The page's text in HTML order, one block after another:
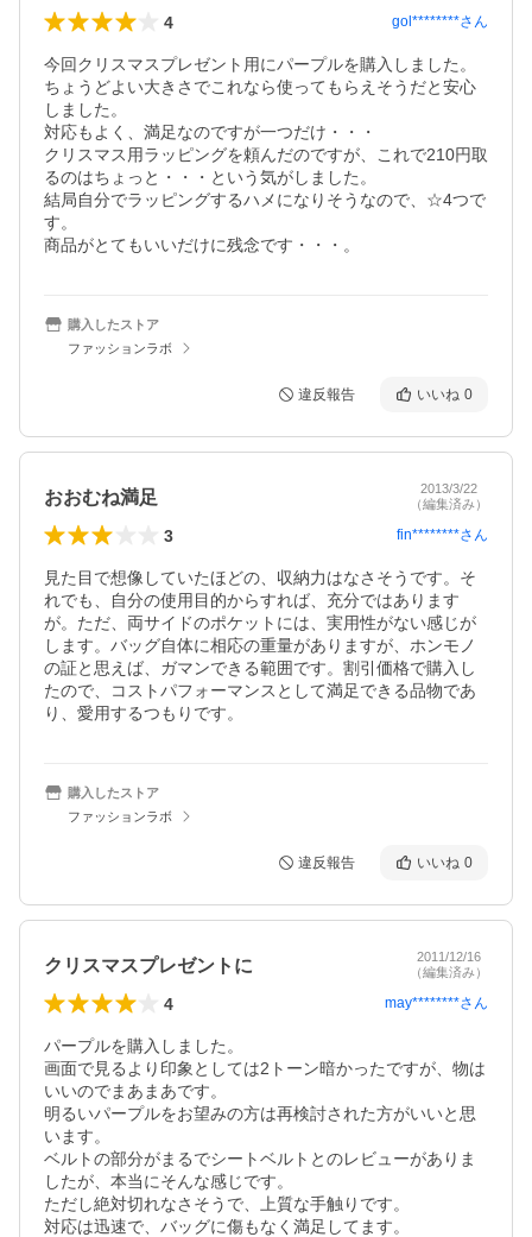
4 gol********さん
今回クリスマスプレゼント用にパープルを購入しました。
ちょうどよい大きさでこれなら使ってもらえそうだと安心
しました。
対応もよく、満足なのですが一つだけ・・・
クリスマス用ラッピングを頼んだのですが、これで210円取
るのはちょっと・・・という気がしました。
結局自分でラッピングするハメになりそうなので、☆4つで
す。
商品がとてもいいだけに残念です・・・。
購入したストア
ファッションラボ
違反報告 いいね 0
おおむね満足
2013/3/22
（編集済み）
3 fin********さん
見た目で想像していたほどの、収納力はなさそうです。そ
れでも、自分の使用目的からすれば、充分ではあります
が。ただ、両サイドのポケットには、実用性がない感じが
します。バッグ自体に相応の重量がありますが、ホンモノ
の証と思えば、ガマンできる範囲です。割引価格で購入し
たので、コストパフォーマンスとして満足できる品物であ
り、愛用するつもりです。
購入したストア
ファッションラボ
違反報告 いいね 0
クリスマスプレゼントに
2011/12/16
（編集済み）
4 may********さん
パープルを購入しました。
画面で見るより印象としては2トーン暗かったですが、物は
いいのでまあまあです。
明るいパープルをお望みの方は再検討された方がいいと思
います。
ベルトの部分がまるでシートベルトとのレビューがありま
したが、本当にそんな感じです。
ただし絶対切れなさそうで、上質な手触りです。
対応は迅速で、バッグに傷もなく満足してます。